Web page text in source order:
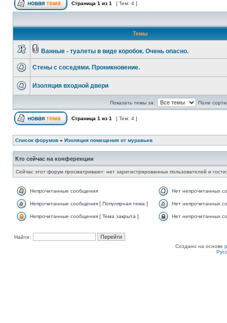
Страница 1 из 1 [ Тем: 4 ]
Темы
Ванные - туалеты в виде коробок. Очень опасно.
Стены с соседями. Проникновение.
Изоляция входной двери
Показать темы за: Поле
Страница 1 из 1 [ Тем: 4 ]
Список форумов » Изоляция помещения от муравьев
Кто сейчас на конференции
Сейчас этот форум просматривают: нет зарегистрированных пользователей и
Непрочитанные сообщения Нет непрочитанных
Непрочитанные сообщения [ Популярная тема ] Нет непрочитанных
Непрочитанные сообщения [ Тема закрыта ] Нет непрочитанных
Найти:
Создано на основе